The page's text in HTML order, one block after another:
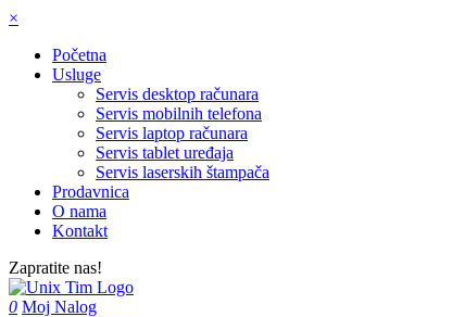
×
Početna
Usluge
Servis desktop računara
Servis mobilnih telefona
Servis laptop računara
Servis tablet uređaja
Servis laserskih štampača
Prodavnica
O nama
Kontakt
Zapratite nas!
0 Moj Nalog